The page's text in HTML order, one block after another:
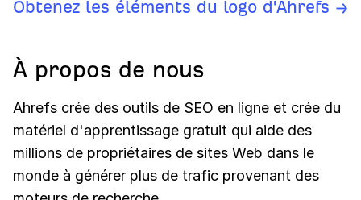
Obtenez les éléments du logo d'Ahrefs →
À propos de nous
Ahrefs crée des outils de SEO en ligne et crée du
matériel d'apprentissage gratuit qui aide des
millions de propriétaires de sites Web dans le
monde à générer plus de trafic provenant des